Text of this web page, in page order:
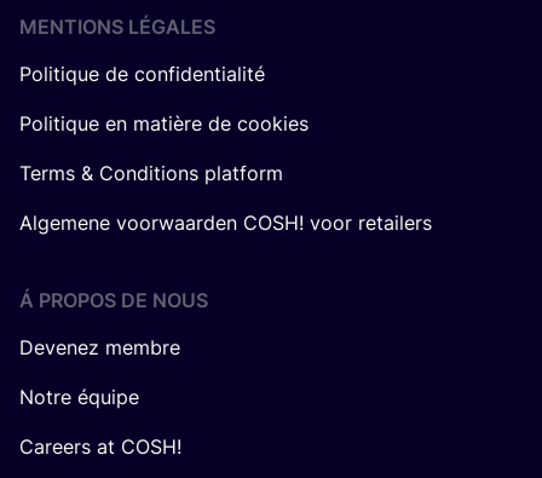
MENTIONS LÉGALES
Politique de confidentialité
Politique en matière de cookies
Terms & Conditions platform
Algemene voorwaarden COSH! voor retailers
Á PROPOS DE NOUS
Devenez membre
Notre équipe
Careers at COSH!